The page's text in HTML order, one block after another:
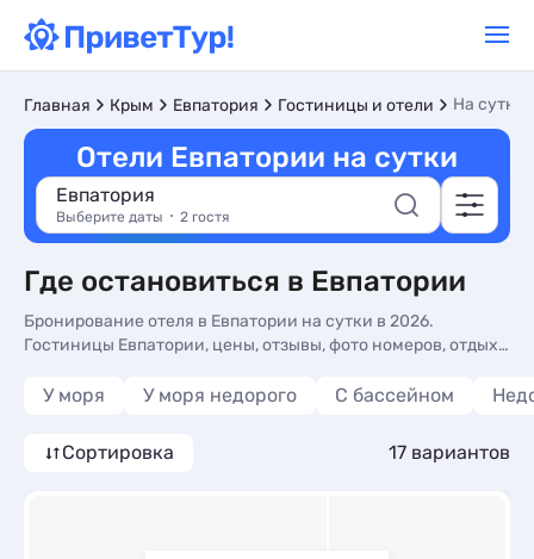
Главная Крым Евпатория Гостиницы и отели На сутки
Отели Евпатории на сутки
Евпатория
Выберите даты 2 гостя
Где остановиться в Евпатории
Бронирование отеля в Евпатории на сутки в 2026.
Гостиницы Евпатории, цены, отзывы, фото номеров, отдых
У моря У моря недорого С бассейном
Сортировка 17 вариантов